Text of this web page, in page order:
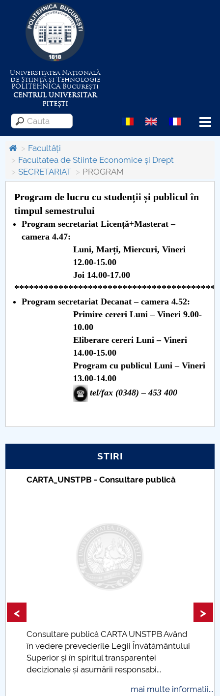
Universitatea Națională
de Știință și Tehnologie
POLITEHNICABucurești
CENTRUL UNIVERSITAR
PITEȘTI
Menu
Despre Universitate
Centrul de Management al Proiectelor
Consiliul de Administratie
Nr. de telefon si adrese Facultăți
Ghiduri pentru STUDENȚI
Proiect PRIM STUD
Protecția datelor personale
UNIVERSITATE pentru comunitate
IOSUD/CSUD-Doctorate
Comisie de etica unversitară
Accesibilitate pentru studenții cu dizabilități
Raportul Conducerii Centrului Universitar Pitești
privind implementarea Planului Operațional 2020-
Facultăți
Facultatea de Stiinte Economice și Drept
SECRETARIAT
PROGRAM
Program de lucru cu studenții și publicul în
timpul semestrului
Program secretariat Licență+Masterat –
camera 4.47:
Luni, Marți, Miercuri, Vineri
12.00-15.00
Joi 14.00-17.00
Program secretariat Decanat – camera 4.52:
Primire cereri Luni – Vineri 9.00-
10.00
Eliberare cereri Luni – Vineri
14.00-15.00
Program cu publicul Luni – Vineri
13.00-14.00
tel/fax (0348) – 453 400
STIRI
CARTA_UNSTPB - Consultare publică
Consultare publică CARTA UNSTPB Având
în vedere prevederile Legii Învățământului
Superior și în spiritul transparenței
decizionale și asumării responsabi...
mai multe informatii...
< >